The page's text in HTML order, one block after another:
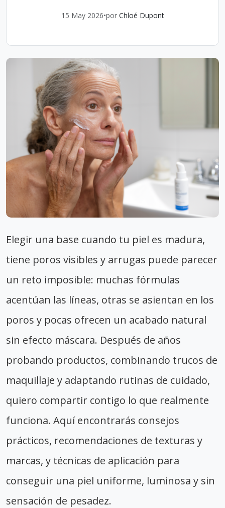
15 May 2026•por Chloé Dupont
Elegir una base cuando tu piel es madura,
tiene poros visibles y arrugas puede parecer
un reto imposible: muchas fórmulas
acentúan las líneas, otras se asientan en los
poros y pocas ofrecen un acabado natural
sin efecto máscara. Después de años
probando productos, combinando trucos de
maquillaje y adaptando rutinas de cuidado,
quiero compartir contigo lo que realmente
funciona. Aquí encontrarás consejos
prácticos, recomendaciones de texturas y
marcas, y técnicas de aplicación para
conseguir una piel uniforme, luminosa y sin
sensación de pesadez.